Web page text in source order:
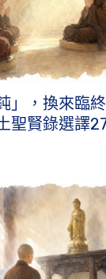
」，換來臨終
聖賢錄選譯